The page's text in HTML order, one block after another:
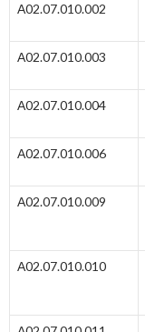
А02.07.010.002
А02.07.010.003
А02.07.010.004
А02.07.010.006
А02.07.010.009
А02.07.010.010